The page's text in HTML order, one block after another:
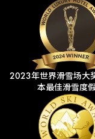
2023年世界滑雪场大
本最佳滑雪度